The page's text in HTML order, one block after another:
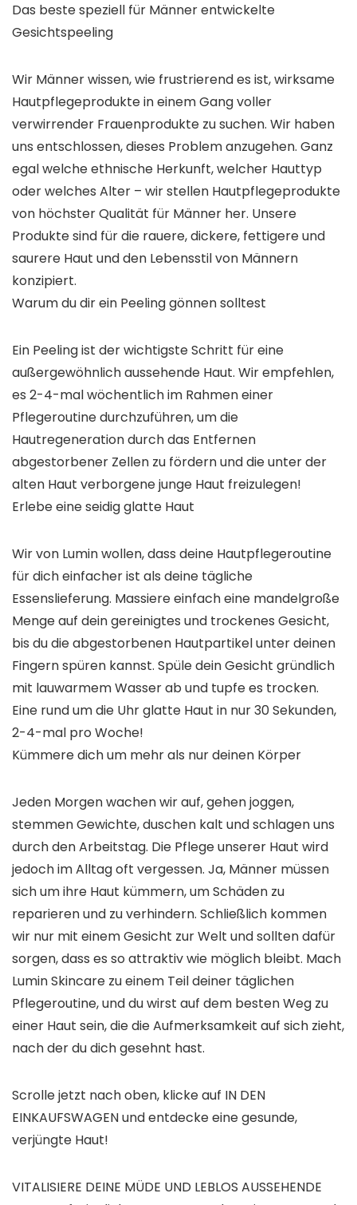
Das beste speziell für Männer entwickelte
Gesichtspeeling
Wir Männer wissen, wie frustrierend es ist, wirksame
Hautpflegeprodukte in einem Gang voller
verwirrender Frauenprodukte zu suchen. Wir haben
uns entschlossen, dieses Problem anzugehen. Ganz
egal welche ethnische Herkunft, welcher Hauttyp
oder welches Alter – wir stellen Hautpflegeprodukte
von höchster Qualität für Männer her. Unsere
Produkte sind für die rauere, dickere, fettigere und
saurere Haut und den Lebensstil von Männern
konzipiert.
Warum du dir ein Peeling gönnen solltest
Ein Peeling ist der wichtigste Schritt für eine
außergewöhnlich aussehende Haut. Wir empfehlen,
es 2-4-mal wöchentlich im Rahmen einer
Pflegeroutine durchzuführen, um die
Hautregeneration durch das Entfernen
abgestorbener Zellen zu fördern und die unter der
alten Haut verborgene junge Haut freizulegen!
Erlebe eine seidig glatte Haut
Wir von Lumin wollen, dass deine Hautpflegeroutine
für dich einfacher ist als deine tägliche
Essenslieferung. Massiere einfach eine mandelgroße
Menge auf dein gereinigtes und trockenes Gesicht,
bis du die abgestorbenen Hautpartikel unter deinen
Fingern spüren kannst. Spüle dein Gesicht gründlich
mit lauwarmem Wasser ab und tupfe es trocken.
Eine rund um die Uhr glatte Haut in nur 30 Sekunden,
2-4-mal pro Woche!
Kümmere dich um mehr als nur deinen Körper
Jeden Morgen wachen wir auf, gehen joggen,
stemmen Gewichte, duschen kalt und schlagen uns
durch den Arbeitstag. Die Pflege unserer Haut wird
jedoch im Alltag oft vergessen. Ja, Männer müssen
sich um ihre Haut kümmern, um Schäden zu
reparieren und zu verhindern. Schließlich kommen
wir nur mit einem Gesicht zur Welt und sollten dafür
sorgen, dass es so attraktiv wie möglich bleibt. Mach
Lumin Skincare zu einem Teil deiner täglichen
Pflegeroutine, und du wirst auf dem besten Weg zu
einer Haut sein, die die Aufmerksamkeit auf sich zieht,
nach der du dich gesehnt hast.
Scrolle jetzt nach oben, klicke auf IN DEN
EINKAUFSWAGEN und entdecke eine gesunde,
verjüngte Haut!
VITALISIERE DEINE MÜDE UND LEBLOS AUSSEHENDE